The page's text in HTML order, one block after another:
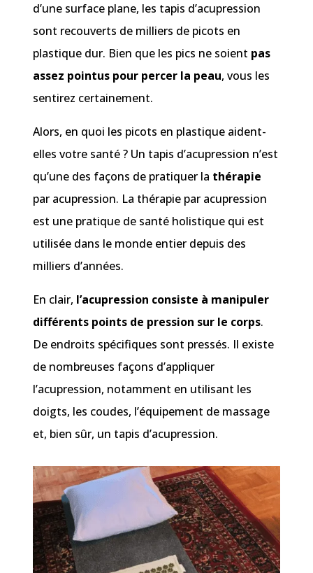
d’une surface plane, les tapis d’acupression
sont recouverts de milliers de picots en
plastique dur. Bien que les pics ne soient pas
assez pointus pour percer la peau, vous les
sentirez certainement.
Alors, en quoi les picots en plastique aident-
elles votre santé ? Un tapis d’acupression n’est
qu’une des façons de pratiquer la thérapie
par acupression. La thérapie par acupression
est une pratique de santé holistique qui est
utilisée dans le monde entier depuis des
milliers d’années.
En clair, l’acupression consiste à manipuler
différents points de pression sur le corps.
De endroits spécifiques sont pressés. Il existe
de nombreuses façons d’appliquer
l’acupression, notamment en utilisant les
doigts, les coudes, l’équipement de massage
et, bien sûr, un tapis d’acupression.